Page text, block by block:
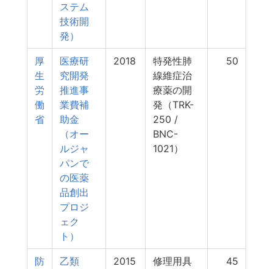
ステム
技術開
発）
厚
生
労
働
省
医療研
究開発
推進事
業費補
助金
（オー
ルジャ
パンで
の医薬
品創出
プロジ
ェク
ト）
2018
特発性肺
線維症治
療薬の開
発（TRK-
250 /
BNC-
1021）
50
防
乙類
2015
修理用具
45